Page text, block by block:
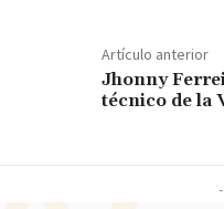
Artículo anterior
Jhonny
técnico de la